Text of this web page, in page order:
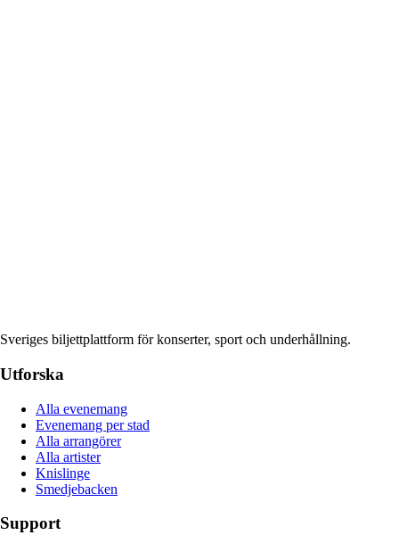
Sveriges biljettplattform för konserter, sport och underhållning.
Utforska
Alla evenemang
Evenemang per stad
Alla arrangörer
Alla artister
Knislinge
Smedjebacken
Support